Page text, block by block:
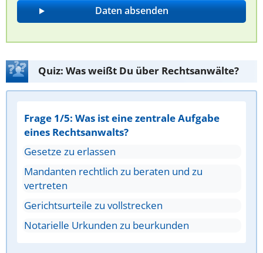
Quiz: Was weißt Du über Rechtsanwälte?
Frage 1/5: Was ist eine zentrale Aufgabe
eines Rechtsanwalts?
Gesetze zu erlassen
Mandanten rechtlich zu beraten und zu
vertreten
Gerichtsurteile zu vollstrecken
Notarielle Urkunden zu beurkunden